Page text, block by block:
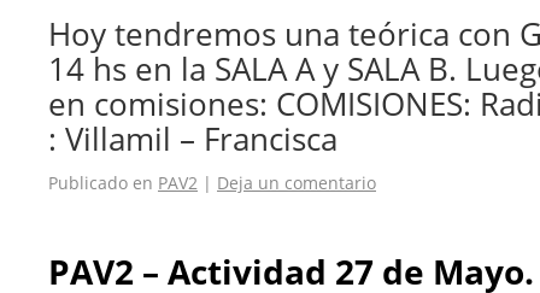
Hoy tendremos una teórica con
14 hs en la SALA A y SALA B.
en comisiones: COMISIONES:
: Villamil – Francisca
Publicado en PAV2 | Deja un comentario
PAV2 – Actividad 27 de Mayo.